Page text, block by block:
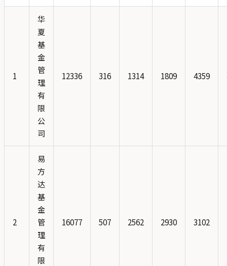
1
华
夏
基
金
管
理
有
限
公
司
12336 316 1314 1809 4359
2
易
方
达
基
金
管
理
有
限
16077 507 2562 2930 3102